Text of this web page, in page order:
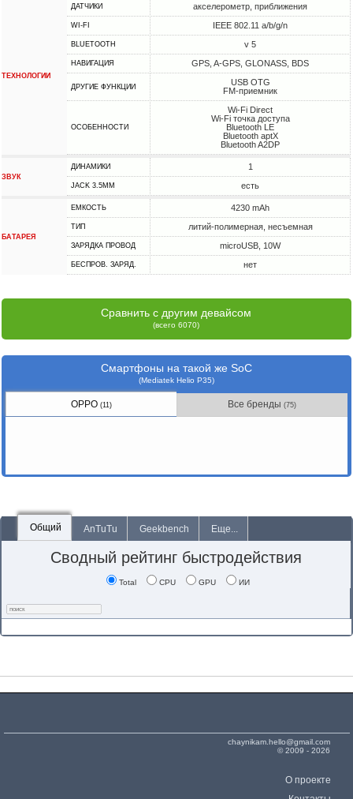
ТЕХНОЛОГИИ
ДАТЧИКИ акселерометр, приближения
WI-FI IEEE 802.11 a/b/g/n
BLUETOOTH v 5
НАВИГАЦИЯ GPS, A-GPS, GLONASS, BDS
ДРУГИЕ ФУНКЦИИ
USB OTG
FM-приемник
ОСОБЕННОСТИ
Wi-Fi Direct
Wi-Fi точка доступа
Bluetooth LE
Bluetooth aptX
Bluetooth A2DP
ЗВУК
ДИНАМИКИ 1
JACK 3.5MM есть
БАТАРЕЯ
ЕМКОСТЬ 4230 mAh
ТИП литий-полимерная, несъемная
ЗАРЯДКА ПРОВОД microUSB, 10W
БЕСПРОВ. ЗАРЯД. нет
Сравнить с другим девайсом
(всего 6070)
Смартфоны на такой же SoC
(Mediatek Helio P35)
OPPO (11) Все бренды(75)
Общий AnTuTu Geekbench Еще...
Сводный рейтинг быстродействия
Total CPU GPU ИИ
chaynikam.hello@gmail.com
© 2009 - 2026
О проекте